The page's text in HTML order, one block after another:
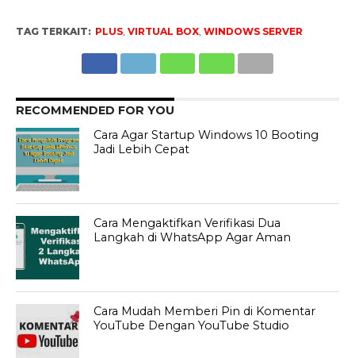
TAG TERKAIT: PLUS, VIRTUAL BOX, WINDOWS SERVER
RECOMMENDED FOR YOU
Cara Agar Startup Windows 10 Booting
Jadi Lebih Cepat
Cara Mengaktifkan Verifikasi Dua
Langkah di WhatsApp Agar Aman
Cara Mudah Memberi Pin di Komentar
YouTube Dengan YouTube Studio